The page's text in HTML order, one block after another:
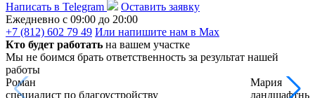
Написать в Telegram
Оставить заявку
Ежедневно c 09:00 до 20:00
+7 (812) 602 79 49 Или напишите нам в Max
Кто будет работать на вашем участке
Мы не боимся брать ответственность за результат нашей
работы
Роман
специалист по благоустройству
Мария